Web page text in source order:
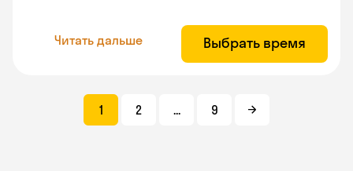
Читать дальше Выбрать время
1 2 ... 9